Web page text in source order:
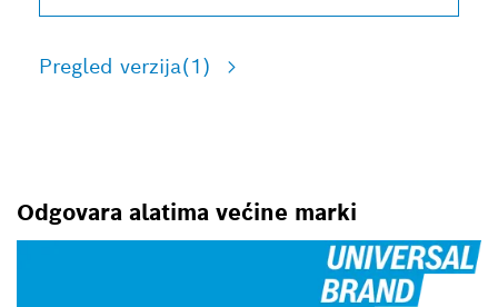
Pregled verzija(1)
Odgovara alatima većine marki